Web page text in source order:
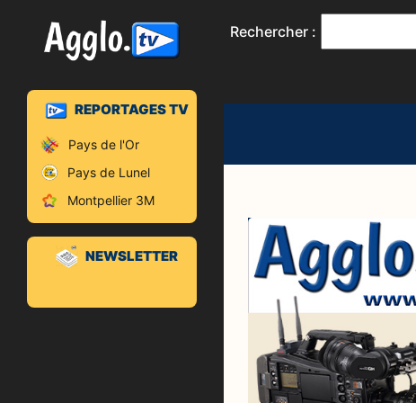
Rechercher :
REPORTAGES TV
Pays de l'Or
Pays de Lunel
Montpellier 3M
NEWSLETTER